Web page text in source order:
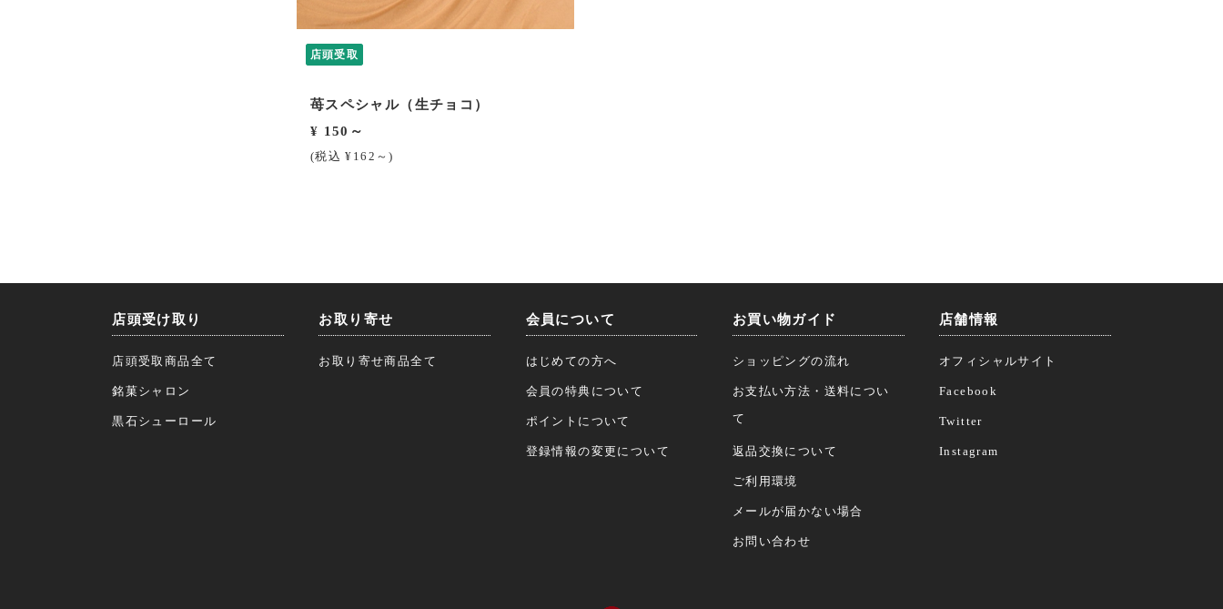
店頭受取
苺スペシャル（生チョコ）
¥ 150～
(税込 ¥162～)
店頭受け取り
店頭受取商品全て
銘菓シャロン
黒石シューロール
お取り寄せ
お取り寄せ商品全て
会員について
はじめての方へ
会員の特典について
ポイントについて
登録情報の変更について
お買い物ガイド
ショッピングの流れ
お支払い方法・送料につい
て
返品交換について
ご利用環境
メールが届かない場合
お問い合わせ
店舗情報
オフィシャルサイト
Facebook
Twitter
Instagram